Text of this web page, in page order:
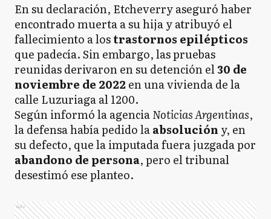
En su declaración, Etcheverry aseguró haber
encontrado muerta a su hija y atribuyó el
fallecimiento a lostrastornos epilépticos
que padecía. Sin embargo, las pruebas
reunidas derivaron en su detención el30 de
noviembre de 2022en una vivienda de la
calle Luzuriaga al 1200.
Según informó la agenciaNoticias Argentinas,
la defensa había pedido laabsolución y, en
su defecto, que la imputada fuera juzgada por
abandono de persona, pero el tribunal
desestimó ese planteo.
Ads